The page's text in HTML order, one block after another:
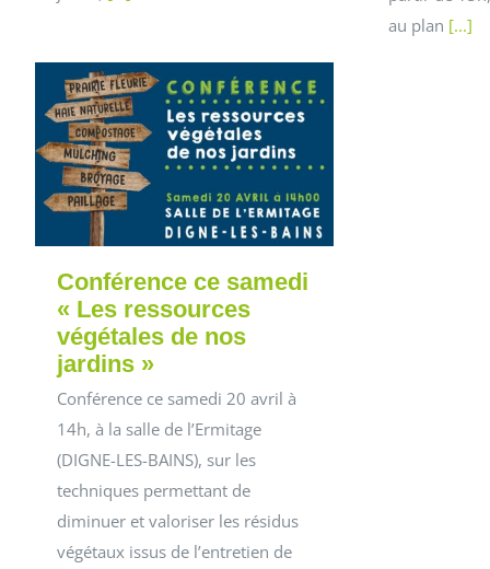
au plan [...]
Conférence ce samedi
« Les ressources
végétales de nos
jardins »
Conférence ce samedi 20 avril à
14h, à la salle de l’Ermitage
(DIGNE-LES-BAINS), sur les
techniques permettant de
diminuer et valoriser les résidus
végétaux issus de l’entretien de